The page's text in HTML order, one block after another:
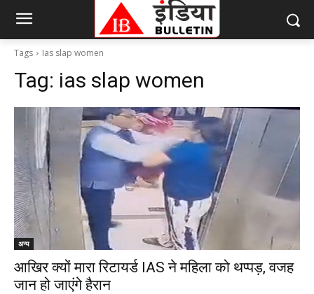
Tags Ias slap women
Tag: ias slap women
अन्य
आखिर क्यों मारा रिटायर्ड IAS ने महिला को थप्पड़, वजह
जान हो जाएंगे हैरान